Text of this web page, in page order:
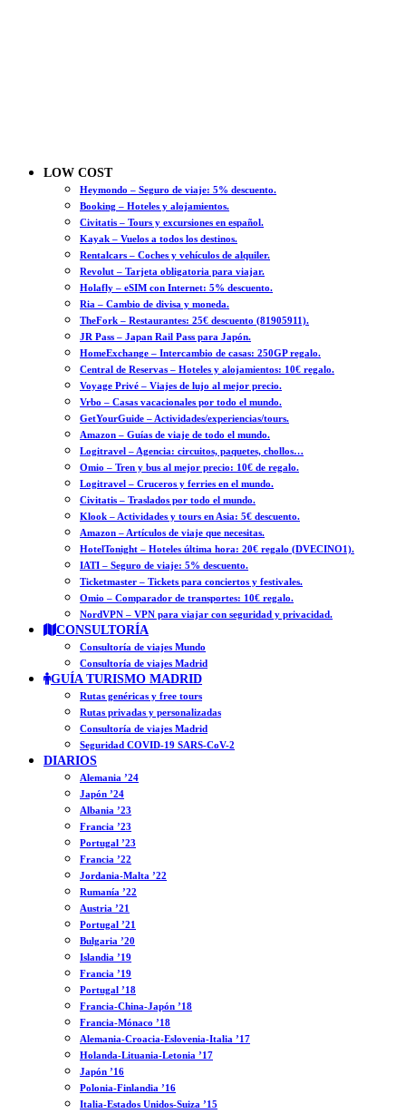
LOW COST
Heymondo – Seguro de viaje: 5% descuento.
Booking – Hoteles y alojamientos.
Civitatis – Tours y excursiones en español.
Kayak – Vuelos a todos los destinos.
Rentalcars – Coches y vehículos de alquiler.
Revolut – Tarjeta obligatoria para viajar.
Holafly – eSIM con Internet: 5% descuento.
Ria – Cambio de divisa y moneda.
TheFork – Restaurantes: 25€ descuento (81905911).
JR Pass – Japan Rail Pass para Japón.
HomeExchange – Intercambio de casas: 250GP regalo.
Central de Reservas – Hoteles y alojamientos: 10€ regalo.
Voyage Privé – Viajes de lujo al mejor precio.
Vrbo – Casas vacacionales por todo el mundo.
GetYourGuide – Actividades/experiencias/tours.
Amazon – Guías de viaje de todo el mundo.
Logitravel – Agencia: circuitos, paquetes, chollos…
Omio – Tren y bus al mejor precio: 10€ de regalo.
Logitravel – Cruceros y ferries en el mundo.
Civitatis – Traslados por todo el mundo.
Klook – Actividades y tours en Asia: 5€ descuento.
Amazon – Artículos de viaje que necesitas.
HotelTonight – Hoteles última hora: 20€ regalo (DVECINO1).
IATI – Seguro de viaje: 5% descuento.
Ticketmaster – Tickets para conciertos y festivales.
Omio – Comparador de transportes: 10€ regalo.
NordVPN – VPN para viajar con seguridad y privacidad.
CONSULTORÍA
Consultoría de viajes Mundo
Consultoría de viajes Madrid
GUÍA TURISMO MADRID
Rutas genéricas y free tours
Rutas privadas y personalizadas
Consultoría de viajes Madrid
Seguridad COVID-19 SARS-CoV-2
DIARIOS
Alemania ’24
Japón ’24
Albania ’23
Francia ’23
Portugal ’23
Francia ’22
Jordania-Malta ’22
Rumanía ’22
Austria ’21
Portugal ’21
Bulgaria ’20
Islandia ’19
Francia ’19
Portugal ’18
Francia-China-Japón ’18
Francia-Mónaco ’18
Alemania-Croacia-Eslovenia-Italia ’17
Holanda-Lituania-Letonia ’17
Japón ’16
Polonia-Finlandia ’16
Italia-Estados Unidos-Suiza ’15